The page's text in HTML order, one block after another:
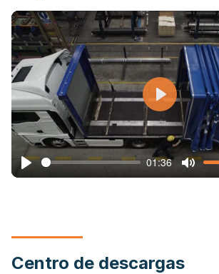
Play
01:36
Mute
Play
Centro de descargas